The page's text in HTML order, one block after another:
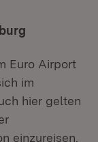
Euro Airport
im
hier gelten
einzureisen.